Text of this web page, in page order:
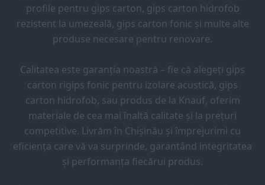
profile pentru gips carton, gips carton hidrofob
rezistent la umezeală, gips carton fonic și multe alte
produse necesare pentru renovare.
Calitatea este garanția noastră – fie că alegeți gips
carton rigips fonic pentru izolare acustică, gips
carton hidrofob, sau produs de la Knauf, oferim
materiale de cea mai înaltă calitate și la prețuri
competitive. Livrăm în Chișinău și împrejurimi cu
eficiența care vă va surprinde, garantând integritatea
și performanța fiecărui produs.